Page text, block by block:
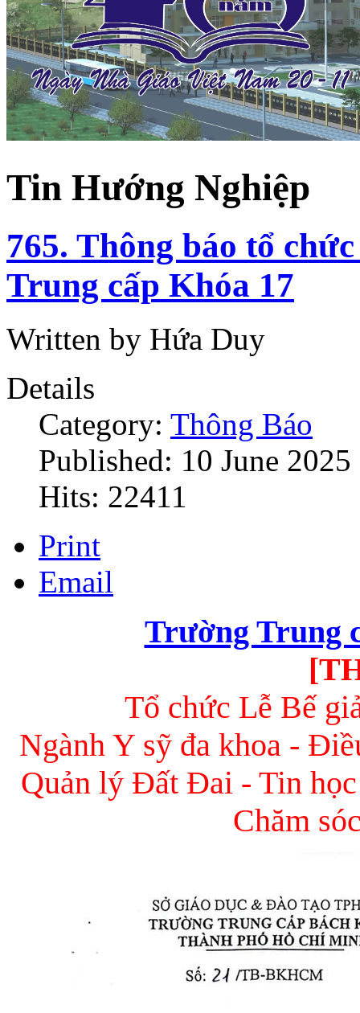
Tin Hướng Nghiệp
765. Thông báo tổ
Trung cấp Khóa 17
Written by Hứa Duy
Details
Category: Thông Báo
Published: 10 June 2025
Hits: 22411
Print
Email
Trường Trung
Tổ chức Lễ Bế
Ngành Y sỹ đa khoa -
Quản lý Đất Đai - Tin
Chăm